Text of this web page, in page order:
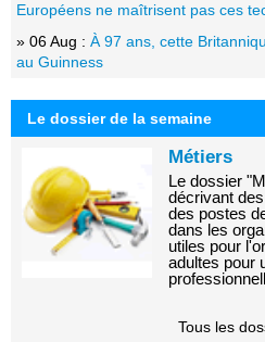
Européens ne maîtrisent pas ces
» 06 Aug : À 97 ans, cette
au Guinness
Le dossier de la semaine
Métiers
Le dossier
décrivant
des postes
dans les
utiles pour
adultes pour
Tous les